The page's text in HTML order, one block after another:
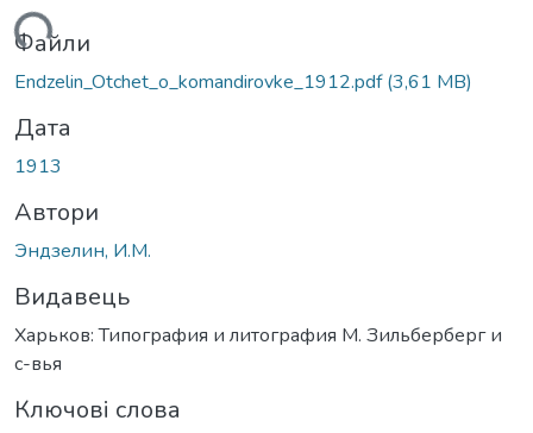
Файли
Endzelin_Otchet_o_komandirovke_1912.pdf(3,61 MB)
Дата
1913
Автори
Эндзелин, И.М.
Видавець
Харьков: Типография и литография М. Зильберберг и
с-вья
Ключові слова